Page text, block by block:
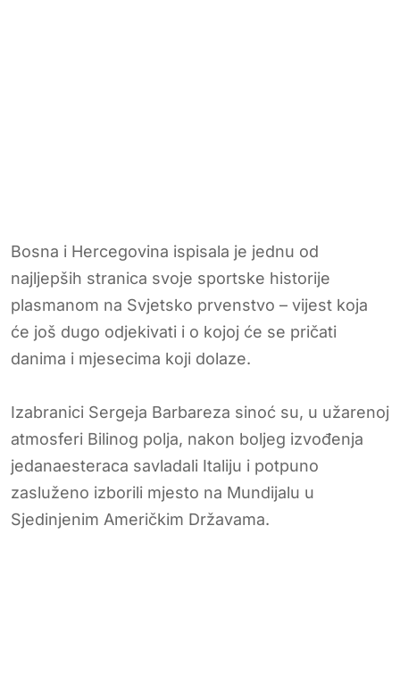
Bosna i Hercegovina ispisala je jednu od
najljepših stranica svoje sportske historije
plasmanom na Svjetsko prvenstvo – vijest koja
će još dugo odjekivati i o kojoj će se pričati
danima i mjesecima koji dolaze.
Izabranici Sergeja Barbareza sinoć su, u užarenoj
atmosferi Bilinog polja, nakon boljeg izvođenja
jedanaesteraca savladali Italiju i potpuno
zasluženo izborili mjesto na Mundijalu u
Sjedinjenim Američkim Državama.